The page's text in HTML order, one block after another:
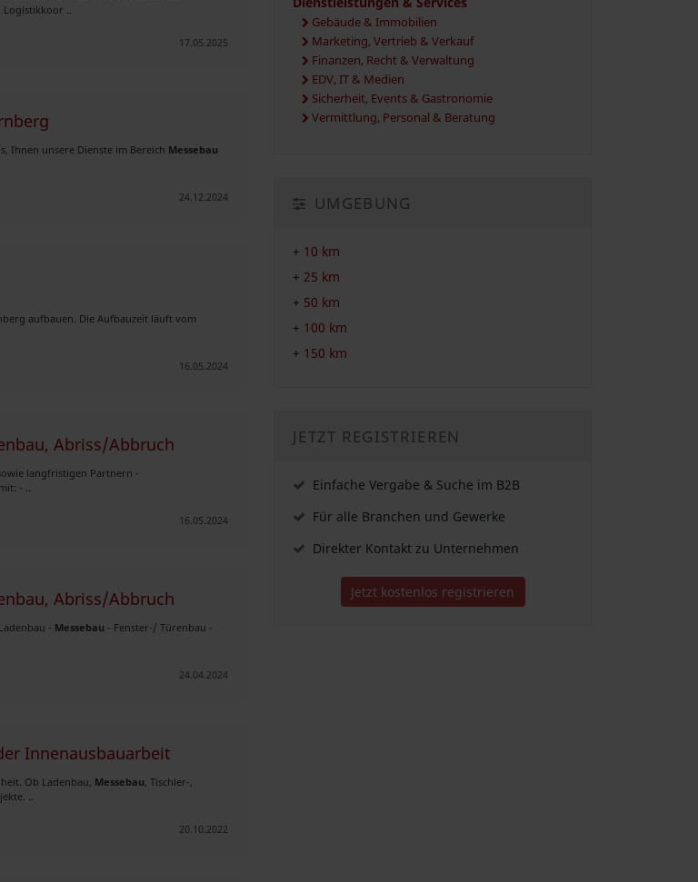
..
17.05.2025
Ihnen unsere Dienste im Bereich Messebau
24.12.2024
aufbauen. Die Aufbauzeit läuft vom
16.05.2024
Abriss/Abbruch
langfristigen Partnern -
- ..
16.05.2024
Abriss/Abbruch
- Messebau - Fenster-/ Türenbau -
24.04.2024
Innenausbauarbeit
Ob Ladenbau, Messebau , Tischler-,
..
20.10.2022
Gebäude & Immobilien
Marketing, Vertrieb & Verkauf
Finanzen, Recht & Verwaltung
EDV, IT & Medien
Sicherheit, Events & Gastronomie
Vermittlung, Personal & Beratung
UMGEBUNG
+ 10 km
+ 25 km
+ 50 km
+ 100 km
+ 150 km
JETZT REGISTRIEREN
Einfache Vergabe & Suche im B2B
Für alle Branchen und Gewerke
Direkter Kontakt zu Unternehmen
Jetzt kostenlos registrieren